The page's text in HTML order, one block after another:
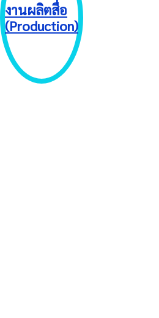
งานผลิตสื่อ
(Production)